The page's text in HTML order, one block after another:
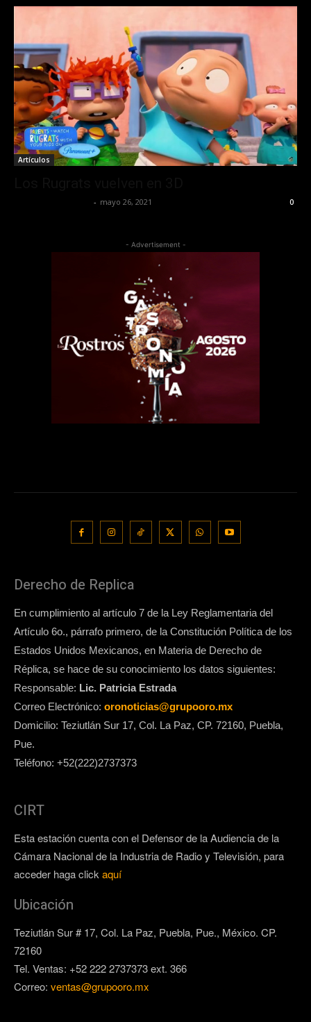
Artículos
- mayo 26, 2021 0
- Advertisement -
Derecho de Replica
En cumplimiento al artículo 7 de la Ley Reglamentaria del
Artículo 6o., párrafo primero, de la Constitución Política de los
Estados Unidos Mexicanos, en Materia de Derecho de
Réplica, se hace de su conocimiento los datos siguientes:
Responsable: Lic. Patricia Estrada
Correo Electrónico: oronoticias@grupooro.mx
Domicilio: Teziutlán Sur 17, Col. La Paz, CP. 72160, Puebla,
Pue.
Teléfono: +52(222)2737373
CIRT
Esta estación cuenta con el Defensor de la Audiencia de la
Cámara Nacional de la Industria de Radio y Televisión, para
acceder haga click aquí
Ubicación
Teziutlán Sur # 17, Col. La Paz, Puebla, Pue., México. CP.
72160
Tel. Ventas: +52 222 2737373 ext. 366
Correo: ventas@grupooro.mx